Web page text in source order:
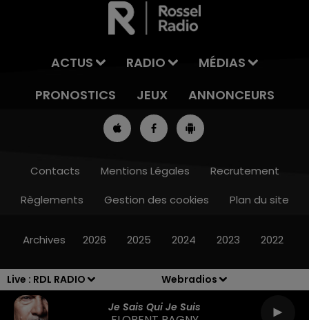
Live : RDL RADIO
Webradios
Je Sais Qui Je Suis
13h00 - 16h00
ACTUS RADIO
MÉDIAS
PRONOSTICS
JEUX ANNONCEURS
Contacts Mentions Légales
Recrutement
Règlements
Gestion des cookies Plan du site
Archives 2026 2025 2024 2023 2022